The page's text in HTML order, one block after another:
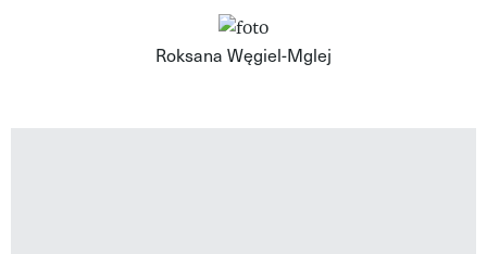
Roksana Węgiel-Mglej